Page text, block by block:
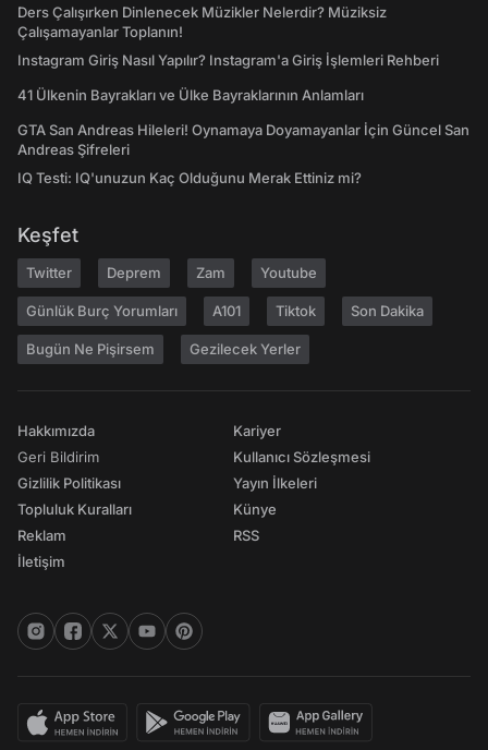
Ders Çalışırken Dinlenecek Müzikler Nelerdir? Müziksiz
Çalışamayanlar Toplanın!
Instagram Giriş Nasıl Yapılır? Instagram'a Giriş İşlemleri Rehberi
41 Ülkenin Bayrakları ve Ülke Bayraklarının Anlamları
GTA San Andreas Hileleri! Oynamaya Doyamayanlar İçin Güncel San
Andreas Şifreleri
IQ Testi: IQ'unuzun Kaç Olduğunu Merak Ettiniz mi?
Keşfet
Twitter Deprem Zam Youtube
Günlük Burç Yorumları A101 Tiktok Son Dakika
Bugün Ne Pişirsem Gezilecek Yerler
Hakkımızda
Geri Bildirim
Gizlilik Politikası
Topluluk Kuralları
Reklam
İletişim
Kariyer
Kullanıcı Sözleşmesi
Yayın İlkeleri
Künye
RSS